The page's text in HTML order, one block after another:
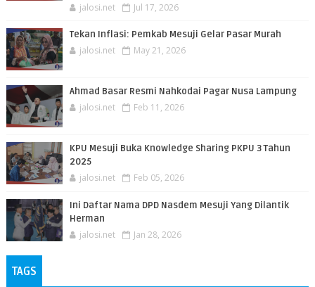
jalosi.net Jul 17, 2026
Tekan Inflasi: Pemkab Mesuji Gelar Pasar Murah
jalosi.net May 21, 2026
Ahmad Basar Resmi Nahkodai Pagar Nusa Lampung
jalosi.net Feb 11, 2026
KPU Mesuji Buka Knowledge Sharing PKPU 3 Tahun
2025
jalosi.net Feb 05, 2026
Ini Daftar Nama DPD Nasdem Mesuji Yang Dilantik
Herman
jalosi.net Jan 28, 2026
TAGS